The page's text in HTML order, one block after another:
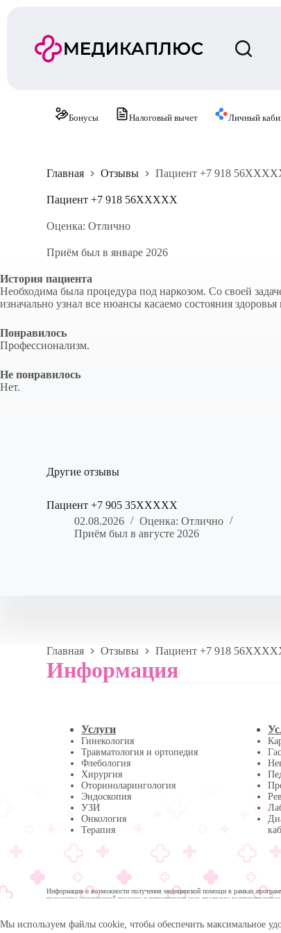
Мы используем файлы cookie, чтобы обеспечить максимальное
Бонусы Налоговый вычет Личный
Главная Отзывы Пациент +7 918
Пациент +7 918 56XXXXX
Оценка: Отлично
Приём был в январе 2026
История пациента
Необходима была процедура под наркозом. Со своей
изначально узнал все нюансы касаемо состояния
Понравилось
Профессионализм.
Не понравилось
Нет.
Другие отзывы
Пациент +7 905 35XXXXX
02.08.2026
Оценка: Отлично
Приём был в августе 2026
Главная Отзывы Пациент +7 918
Информация
Услуги
Гинекология
Травматология и ортопедия
Флебология
Хирургия
Оториноларингология
Эндоскопия
УЗИ
Онкология
Терапия
Информация о возможности получения медицинской помощи в рамках
гражданам медицинской помощи и территориальных программ